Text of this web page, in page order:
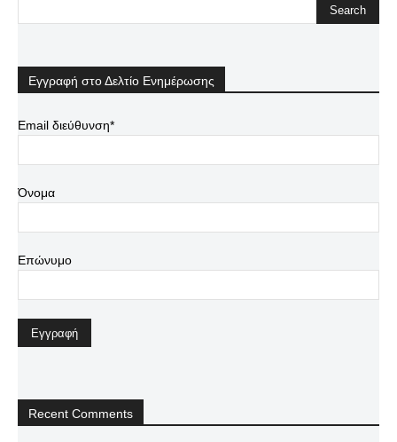
Εγγραφή στο Δελτίο Ενημέρωσης
Email διεύθυνση*
Όνομα
Επώνυμο
Recent Comments